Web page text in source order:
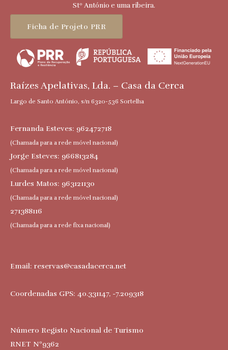
Stº António e uma ribeira.
Ficha de Projeto PRR
Raízes Apelativas, Lda. – Casa da Cerca
Largo de Santo António, s/n 6320-536 Sortelha
Fernanda Esteves: 962472718
(Chamada para a rede móvel nacional)
Jorge Esteves: 966813284
(Chamada para a rede móvel nacional)
Lurdes Matos: 963121130
(Chamada para a rede móvel nacional)
271388116
(Chamada para a rede fixa nacional)
Email: reservas@casadacerca.net
Coordenadas GPS: 40.331147, -7.209318
Número Registo Nacional de Turismo
RNET Nº9362